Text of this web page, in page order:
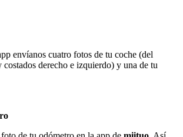
envíanos cuatro fotos de tu coche (del
costados derecho e izquierdo) y una de tu